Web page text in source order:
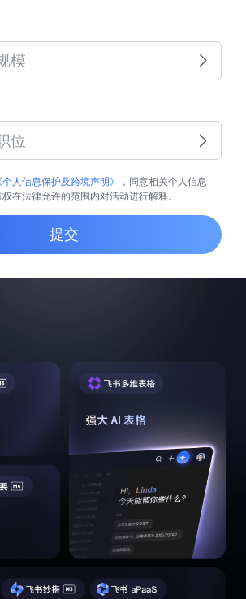
模
位
个人信息保护及跨境声明》
，同意相关个人信息
在法律允许的范围内对活动进行解释。
提交